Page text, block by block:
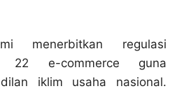
menerbitkan regulasi
22 e-commerce guna
iklim usaha nasional.